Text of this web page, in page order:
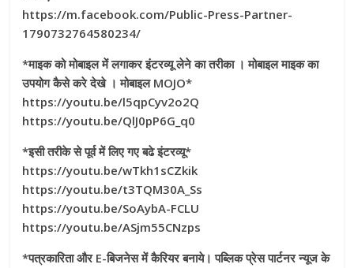
https://m.facebook.com/Public-Press-Partner-
1790732764580234/
*माइक को मोबाइल में लगाकर इंटरव्यू लेने का तरीका । मोबाइल माइक का
उपयोग कैसे करे देखे । मोबाइल MOJO*
https://youtu.be/l5qpCyv2o2Q
https://youtu.be/QlJ0pP6G_q0
*इसी तरीके से पूर्व में लिए गए बढे इंटरव्यू*
https://youtu.be/wTkh1sCZkik
https://youtu.be/t3TQM30A_Ss
https://youtu.be/SoAybA-FCLU
https://youtu.be/ASjm55CNzps
*पत्रकारिता और E-बिजनेस में कैरियर बनाये। पब्लिक प्रेस पार्टनर न्यूज के